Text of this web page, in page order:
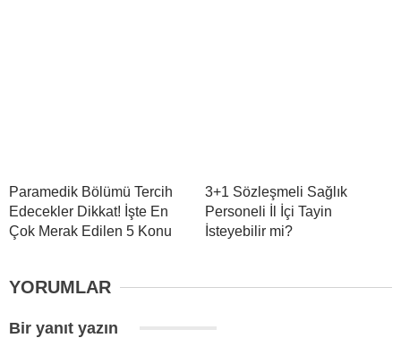
Paramedik Bölümü Tercih
Edecekler Dikkat! İşte En
Çok Merak Edilen 5 Konu
3+1 Sözleşmeli Sağlık
Personeli İl İçi Tayin
İsteyebilir mi?
YORUMLAR
Bir yanıt yazın